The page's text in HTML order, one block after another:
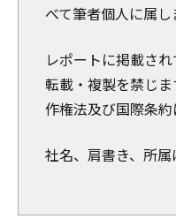
べて筆者個人に属し
レポートに掲載さ
転載・複製を禁じ
作権法及び国際条約
社名、肩書き、所属